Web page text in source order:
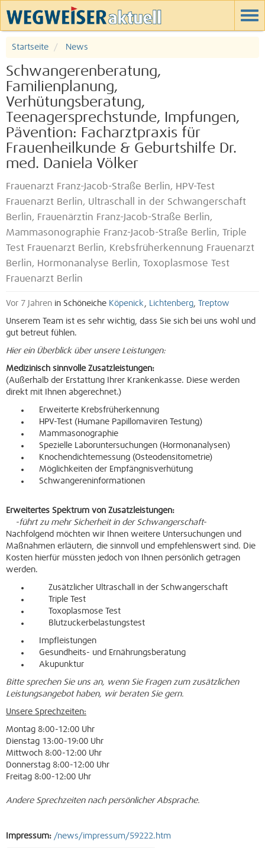
Startseite News
Schwangerenberatung,
Familienplanung,
Verhütungsberatung,
Teenagersprechstunde, Impfungen,
Pävention: Facharztpraxis für
Frauenheilkunde & Geburtshilfe Dr.
med. Daniela Völker
Frauenarzt Franz-Jacob-Straße Berlin, HPV-Test
Frauenarzt Berlin, Ultraschall in der Schwangerschaft
Berlin, Frauenärztin Franz-Jacob-Straße Berlin,
Mammasonographie Franz-Jacob-Straße Berlin, Triple
Test Frauenarzt Berlin, Krebsfrüherkennung Frauenarzt
Berlin, Hormonanalyse Berlin, Toxoplasmose Test
Frauenarzt Berlin
Vor 7 Jahren in Schöneiche Köpenick, Lichtenberg, Treptow
Unserem Team ist es sehr wichtig, dass Sie sich bei uns wohl und
gut betreut fühlen.
Hier ein Überblick über unsere Leistungen:
Medizinisch sinnvolle Zusatzleistungen:
(Außerhalb der Erstattung Ihrer Krankenkasse. Diese werden
direkt mit Ihnen abgerechnet.)
Erweiterte Krebsfrüherkennung
HPV-Test (Humane Papillomaviren Testung)
Mammasonographie
Spezielle Laboruntersuchungen (Hormonanalysen)
Knochendichtemessung (Osteodensitometrie)
Möglichkeiten der Empfängnisverhütung
Schwangereninformationen
Erweitertes Spektrum von Zusatzleistungen:
-führt zu mehr Sicherheit in der Schwangerschaft-
Nachfolgend möchten wir Ihnen weitere Untersuchungen und
Maßnahmen erläutern, die sinnvoll und empfehlenswert sind. Die
Kosten hierfür müssten jedoch von Ihnen persönlich getragen
werden.
Zusätzlicher Ultraschall in der Schwangerschaft
Triple Test
Toxoplasmose Test
Blutzuckerbelastungstest
Impfleistungen
Gesundheits- und Ernährungsberatung
Akupunktur
Bitte sprechen Sie uns an, wenn Sie Fragen zum zusätzlichen
Leistungsangebot haben, wir beraten Sie gern.
Unsere Sprechzeiten:
Montag 8:00-12:00 Uhr
Dienstag 13:00-19:00 Uhr
Mittwoch 8:00-12:00 Uhr
Donnerstag 8:00-12:00 Uhr
Freitag 8:00-12:00 Uhr
Andere Sprechzeiten nach persönlicher Absprache.
Impressum: /news/impressum/59222.htm